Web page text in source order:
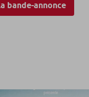
bande-annonce